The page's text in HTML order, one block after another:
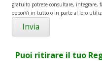
gratuito potrete consultare, integrare,
opporVi in tutto o in parte al loro
Puoi ritirare il tuo